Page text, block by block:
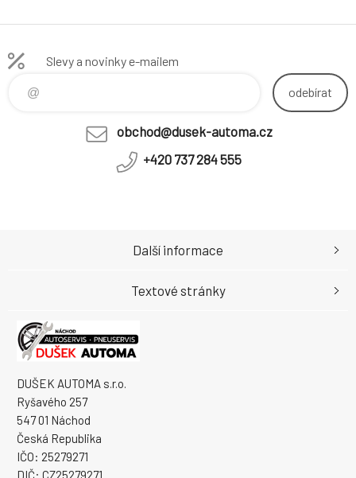
Slevy a novinky e-mailem
odebírat
obchod@dusek-automa.cz
+420 737 284 555
DUŠEK AUTOMA s.r.o.
Ryšavého 257
547 01 Náchod
Česká Republika
IČO: 25279271
DIČ: CZ25279271
Další informace
Textové stránky